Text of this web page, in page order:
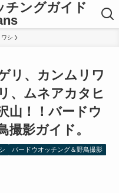
チングガイド
シ
リ、カンムリワ
、ムネアカタヒ
山！！バードウ
撮影ガイド。
バードウオッチング＆野鳥撮影